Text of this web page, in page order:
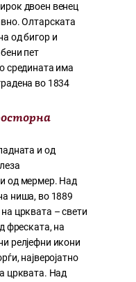
двоен венец
Олтарската
од бигор и
пет
средината има
во 1834
и од
од мермер. Над
ниша, во 1889
црквата – свети
фреската, на
релјефни икони
најверојатно
црквата. Над